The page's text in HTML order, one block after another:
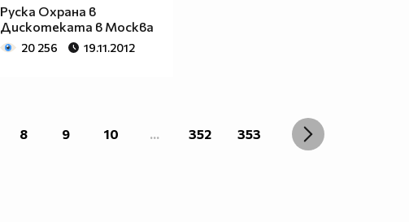
Руска Охрана в
Дискотеката в Москва
20 256 19.11.2012
8 9 10 ... 352 353